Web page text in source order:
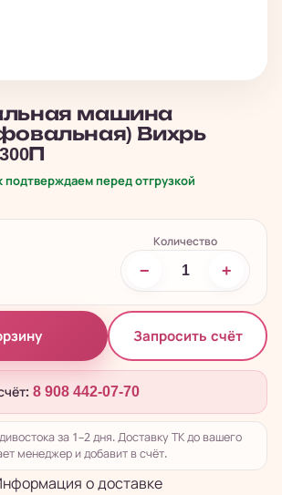
машина
Вихрь
подтверждаем перед отгрузкой
Количество
− +
Запросить счёт
8 908 442-07-70
за 1–2 дня. Доставку ТК до вашего
менеджер и добавит в счёт.
о доставке